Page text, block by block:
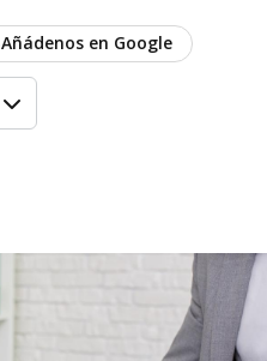
Añádenos en Google